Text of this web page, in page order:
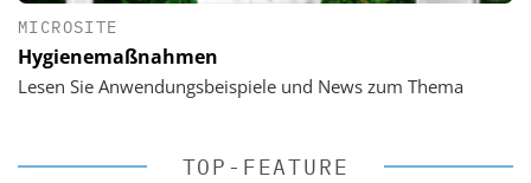
MICROSITE
Hygienemaßnahmen
Lesen Sie Anwendungsbeispiele und News zum Thema
TOP-FEATURE